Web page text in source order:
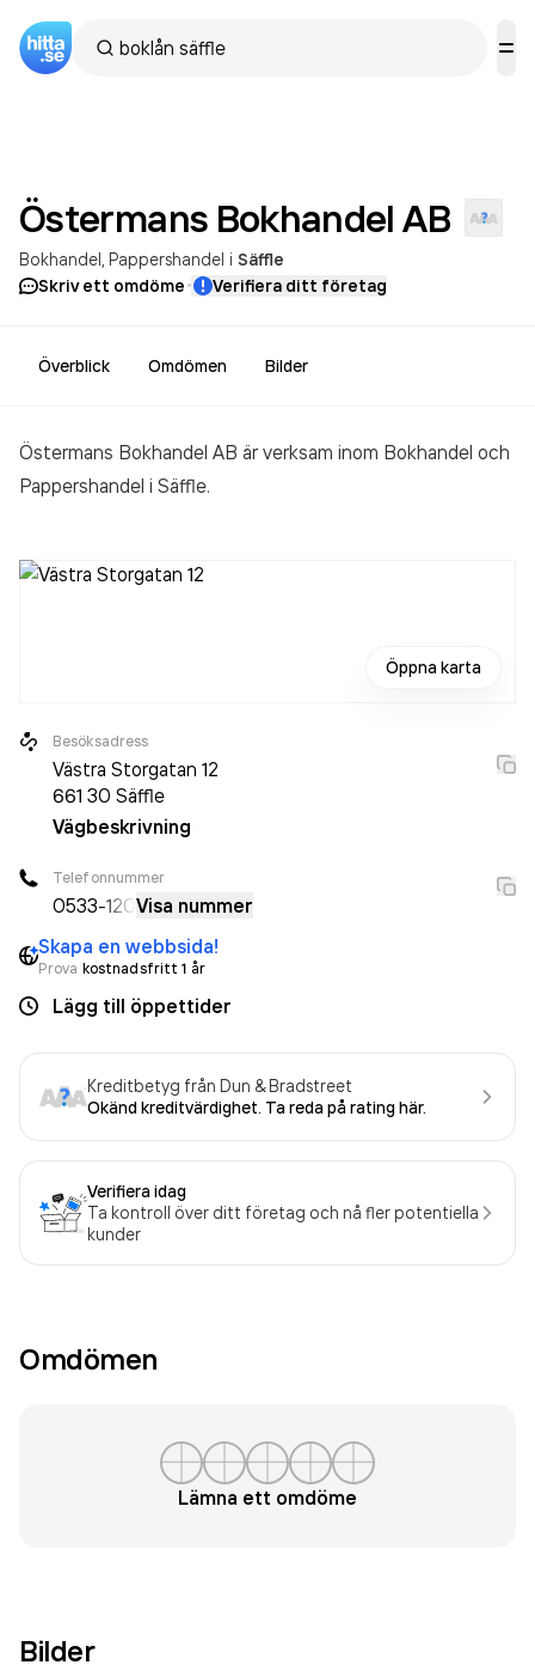
Östermans Bokhandel AB
Bokhandel Pappershandel i Säffle
Skriv ett omdöme· Verifiera ditt företag
Överblick Omdömen Bilder
Östermans Bokhandel AB är verksam inom Bokhandel och
Pappershandel i Säffle.
Öppna karta
Besöksadress
Västra Storgatan 12
661 30 Säffle
Vägbeskrivning
Telefonnummer
0533-120Visa nummer
Skapa en webbsida!
Prova kostnadsfritt 1 år
Lägg till öppettider
Kreditbetyg från Dun & Bradstreet
Okänd kreditvärdighet. Ta reda på rating här.
Verifiera idag
Ta kontroll över ditt företag och nå fler potentiella
kunder
Omdömen
Lämna ett omdöme
Bilder